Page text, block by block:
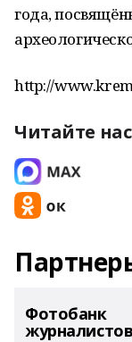
года,
http://
Читайте нас
Фотобанк